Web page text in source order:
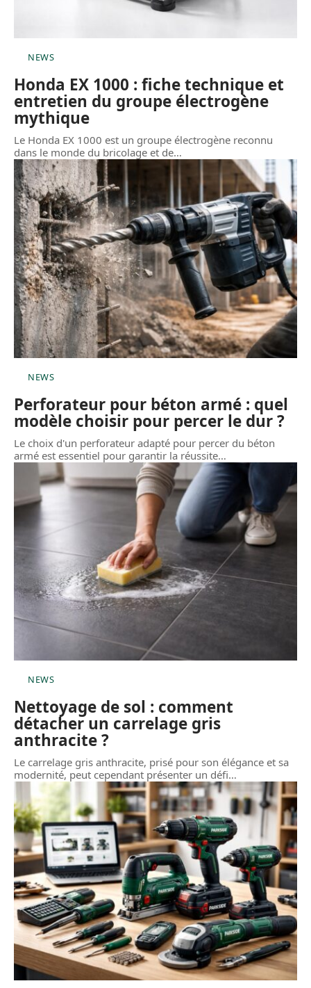
NEWS
Honda EX 1000 : fiche technique et
entretien du groupe électrogène
mythique
Le Honda EX 1000 est un groupe électrogène reconnu
dans le monde du bricolage et de…
NEWS
Perforateur pour béton armé : quel
modèle choisir pour percer le dur ?
Le choix d'un perforateur adapté pour percer du béton
armé est essentiel pour garantir la réussite…
NEWS
Nettoyage de sol : comment
détacher un carrelage gris
anthracite ?
Le carrelage gris anthracite, prisé pour son élégance et sa
modernité, peut cependant présenter un défi…